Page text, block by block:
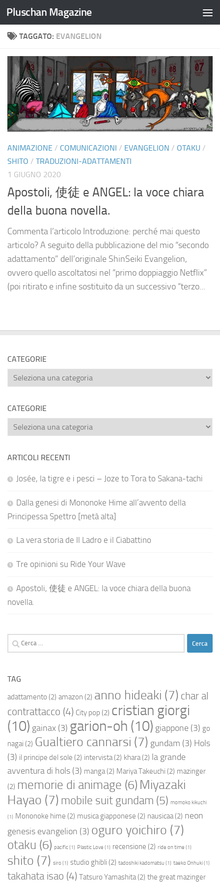
Salta al contenuto
Pluschan Magazine
TAGGATO: EVANGELION
ANIMAZIONE / COMUNICAZIONI / EVANGELION / OTAKU /
SHITO / TRADUZIONI-ADATTAMENTI
1 GIUGNO 2020
Apostoli, 使徒 e ANGEL: la voce chiara
della buona novella.
Commenta l’articolo Introduzione: perché mai questo
articolo? A seguito della pubblicazione del mio “secondo
adattamento” dell’originale ShinSeiki Evangelion,
ovvero quello ascoltatosi nel “primo doppiaggio Netflix”
(poi ritirato e infine sostituito da un successivo “terzo...
CATEGORIE
Categorie
CATEGORIE
Categorie
ARTICOLI RECENTI
Josée, la tigre e i pesci – Joze to Tora to Sakana-tachi
Dalla genesi di Mononoke Hime all’avvento della
Principessa Spettro [metà alta]
La vera storia de Il Ladro e il Ciabattino
Tre opinioni su Ride Your Wave
Apostoli, 使徒 e ANGEL: la voce chiara della buona
novella.
Ricerca
per:
TAG
adattamento (2) amazon (2) anno hideaki (7) char al
contrattacco (4) City pop (2) cristian giorgi
(10) gainax (3) garion-oh (10) giappone (3) go
nagai (2) Gualtiero cannarsi (7) gundam (3) Hols
(3) il principe del sole (2) intervista(2) khara(2) la grande
avventura di hols (3) manga(2) Mariya Takeuchi (2) mazinger
(2) memorie di animage (6) Miyazaki
Hayao (7) mobile suit gundam (5) momoko kikuchi
(1) Mononoke hime (2) musica giapponese (2) nausicaa(2) neon
genesis evangelion (3) oguro yoichiro (7)
otaku (6) pacific(1) Plastic Love (1) recensione (2) ride on time (1)
shito (7) siro(1) studio ghibli (2) tadoshiki kadomatsu (1) taeko Onhuki(1)
takahata isao (4) Tatsuro Yamashita(2) the great mazinger